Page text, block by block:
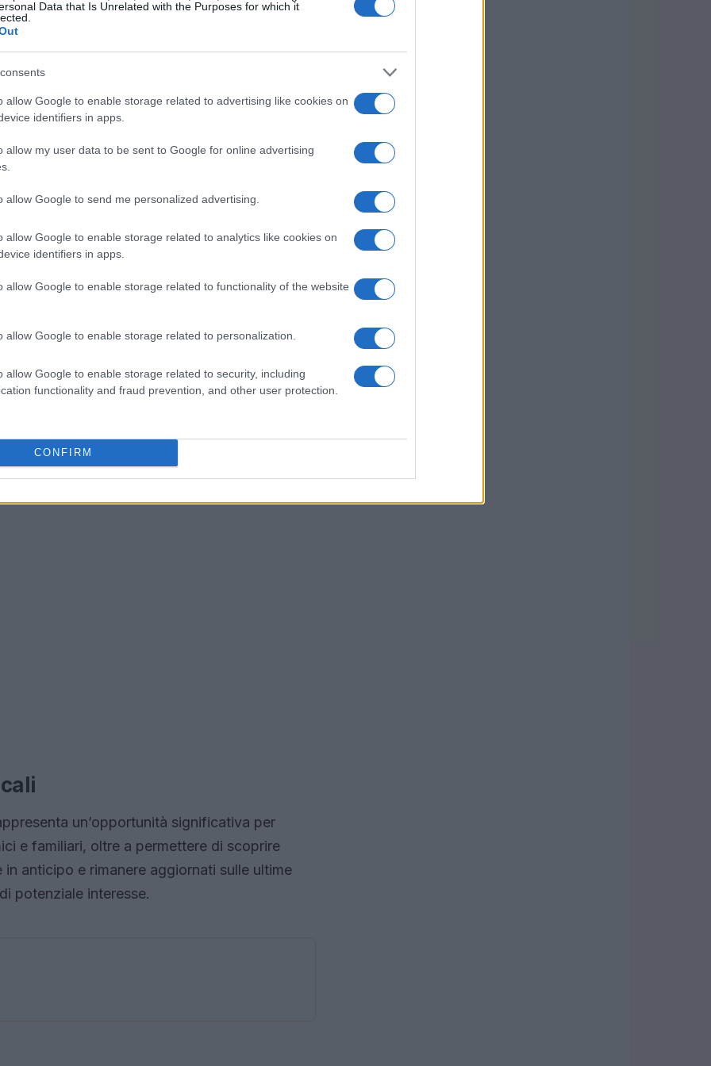
Data that Is Unrelated with the Purposes for which it
allow Google to enable storage related to advertising like cookies on
identifiers in apps.
allow my user data to be sent to Google for online advertising
allow Google to send me personalized advertising.
allow Google to enable storage related to analytics like cookies on
identifiers in apps.
allow Google to enable storage related to functionality of the website
allow Google to enable storage related to personalization.
allow Google to enable storage related to security, including
functionality and fraud prevention, and other user protection.
CONFIRM
una vasta gamma di tipologie, tra cui
vivo. A seconda dei gusti personali, è
o nomi affermati nel panorama
eventi
diversi siti web e piattaforme social che
esempi sonoFacebook,Eventbrite e
dettagli su date, orari e modalità di
è consigliabile acquistare i biglietti in
esaurire rapidamente i posti disponibili. È
un’opportunità significativa per
e familiari, oltre a permettere di scoprire
anticipo e rimanere aggiornati sulle ultime
potenziale interesse.